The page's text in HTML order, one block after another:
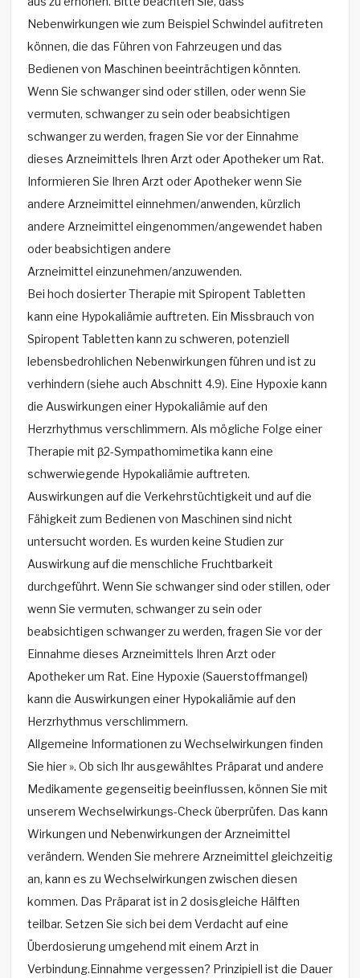
Nebenwirkungen wie zum Beispiel Schwindel aufitreten
können, die das Führen von Fahrzeugen und das
Bedienen von Maschinen beeinträchtigen könnten.
Wenn Sie schwanger sind oder stillen, oder wenn Sie
vermuten, schwanger zu sein oder beabsichtigen
schwanger zu werden, fragen Sie vor der Einnahme
dieses Arzneimittels Ihren Arzt oder Apotheker um Rat.
Informieren Sie Ihren Arzt oder Apotheker wenn Sie
andere Arzneimittel einnehmen/anwenden, kürzlich
andere Arzneimittel eingenommen/angewendet haben
oder beabsichtigen andere
Arzneimittel einzunehmen/anzuwenden.
Bei hoch dosierter Therapie mit Spiropent Tabletten
kann eine Hypokaliämie auftreten. Ein Missbrauch von
Spiropent Tabletten kann zu schweren, potenziell
lebensbedrohlichen Nebenwirkungen führen und ist zu
verhindern (siehe auch Abschnitt 4.9). Eine Hypoxie kann
die Auswirkungen einer Hypokaliämie auf den
Herzrhythmus verschlimmern. Als mögliche Folge einer
Therapie mit β2-Sympathomimetika kann eine
schwerwiegende Hypokaliämie auftreten.
Auswirkungen auf die Verkehrstüchtigkeit und auf die
Fähigkeit zum Bedienen von Maschinen sind nicht
untersucht worden. Es wurden keine Studien zur
Auswirkung auf die menschliche Fruchtbarkeit
durchgeführt. Wenn Sie schwanger sind oder stillen, oder
wenn Sie vermuten, schwanger zu sein oder
beabsichtigen schwanger zu werden, fragen Sie vor der
Einnahme dieses Arzneimittels Ihren Arzt oder
Apotheker um Rat. Eine Hypoxie (Sauerstoffmangel)
kann die Auswirkungen einer Hypokaliämie auf den
Herzrhythmus verschlimmern.
Allgemeine Informationen zu Wechselwirkungen finden
Sie hier ». Ob sich Ihr ausgewähltes Präparat und andere
Medikamente gegenseitig beeinflussen, können Sie mit
unserem Wechselwirkungs-Check überprüfen. Das kann
Wirkungen und Nebenwirkungen der Arzneimittel
verändern. Wenden Sie mehrere Arzneimittel gleichzeitig
an, kann es zu Wechselwirkungen zwischen diesen
kommen. Das Präparat ist in 2 dosisgleiche Hälften
teilbar. Setzen Sie sich bei dem Verdacht auf eine
Überdosierung umgehend mit einem Arzt in
Verbindung.Einnahme vergessen? Prinzipiell ist die Dauer